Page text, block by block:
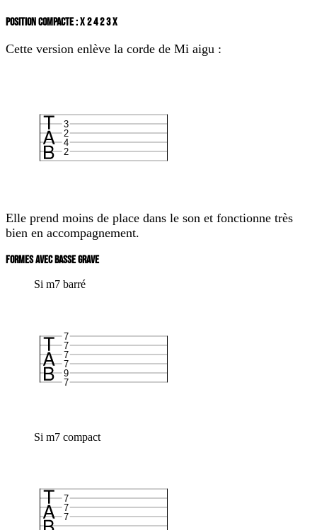
POSITION COMPACTE : X 2 4 2 3 X
Cette version enlève la corde de Mi aigu :
2
4
2
3
Elle prend moins de place dans le son et fonctionne très
bien en accompagnement.
FORMES AVEC BASSE GRAVE
Si m7 barré
7
9
7
7
7
7
Si m7 compact
7
7
7